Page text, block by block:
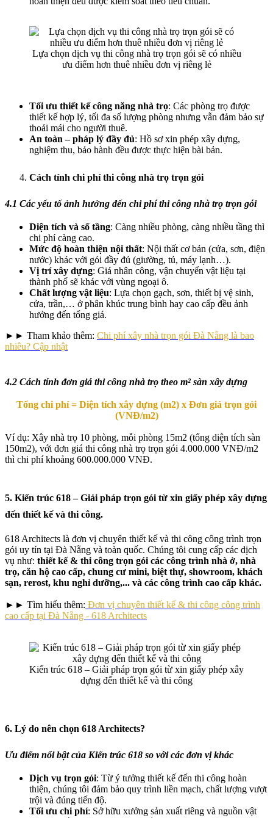
Lựa chọn dịch vụ thi công nhà trọ trọn gói sẽ có nhiều
ưu điểm hơn thuê nhiều đơn vị riêng lẻ
Tối ưu thiết kế công năng nhà trọ: Các phòng trọ được
thiết kế hợp lý, tối đa số lượng phòng nhưng vẫn đảm bảo sự
thoải mái cho người thuê.
An toàn – pháp lý đầy đủ: Hồ sơ xin phép xây dựng,
nghiệm thu, bảo hành đều được thực hiện bài bản.
Cách tính chi phí thi công nhà trọ trọn gói
4.1 Các yếu tố ảnh hưởng đến chi phí thi công nhà trọ trọn gói
Diện tích và số tầng: Càng nhiều phòng, càng nhiều tầng thì
chi phí càng cao.
Mức độ hoàn thiện nội thất: Nội thất cơ bản (cửa, sơn, điện
nước) khác với gói đầy đủ (giường, tủ, máy lạnh…).
Vị trí xây dựng: Giá nhân công, vận chuyển vật liệu tại
thành phố sẽ khác với vùng ngoại ô.
Chất lượng vật liệu: Lựa chọn gạch, sơn, thiết bị vệ sinh,
cửa, trần,… ở phân khúc trung bình hay cao cấp đều ảnh
hưởng đến tổng giá.
►► Tham khảo thêm: Chi phí xây nhà trọn gói Đà Nẵng là bao
nhiêu? Cập nhật
4.2 Cách tính đơn giá thi công nhà trọ theo m² sàn xây dựng
Tổng chi phí = Diện tích xây dựng (m2) x Đơn giá trọn gói
(VNĐ/m2)
Ví dụ: Xây nhà trọ 10 phòng, mỗi phòng 15m2 (tổng diện tích sàn
150m2), với đơn giá thi công nhà trọ trọn gói 4.000.000 VNĐ/m2
thì chi phí khoảng 600.000.000 VNĐ.
5. Kiến trúc 618 – Giải pháp trọn gói từ xin giấy phép xây dựng
đến thiết kế và thi công.
618 Architects là đơn vị chuyên thiết kế và thi công công trình trọn
gói uy tín tại Đà Nẵng và toàn quốc. Chúng tôi cung cấp các dịch
vụ như: thiết kế & thi công trọn gói các công trình nhà ở, nhà
trọ, căn hộ cao cấp, chung cư mini, biệt thự, showroom, khách
sạn, rerost, khu nghỉ dưỡng,... và các công trình cao cấp khác.
►► Tìm hiểu thêm: Đơn vị chuyên thiết kế & thi công công trình
cao cấp tại Đà Nẵng - 618 Architects
Kiến trúc 618 – Giải pháp trọn gói từ xin giấy phép xây
dựng đến thiết kế và thi công
6. Lý do nên chọn 618 Architects?
Ưu điểm nổi bật của Kiến trúc 618 so với các đơn vị khác
Dịch vụ trọn gói: Từ ý tưởng thiết kế đến thi công hoàn
thiện, chúng tôi đảm bảo quy trình liền mạch, chất lượng vượt
trội và đúng tiến độ.
Tối ưu chi phí: Sở hữu xưởng sản xuất riêng và nguồn vật